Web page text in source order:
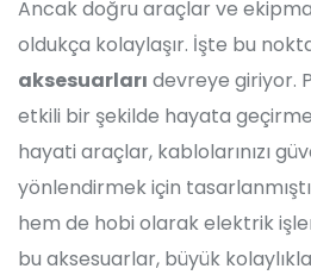
Ancak doğru araçlar ve
oldukça kolaylaşır. İşte bu
aksesuarları devreye giriyor.
etkili bir şekilde hayata
hayati araçlar, kablolarınızı
yönlendirmek için
hem de hobi olarak elektrik
bu aksesuarlar, büyük